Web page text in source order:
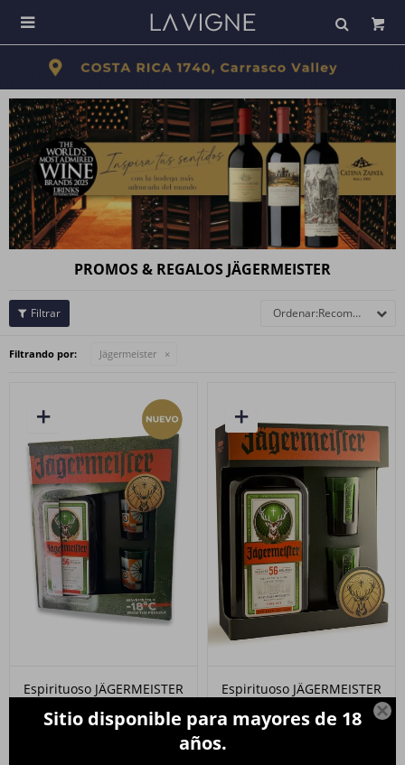

Sitio disponible para mayores de 18
años.

PROMOS & REGALOS JÄGERMEISTER
Recomendados
Filtrando por: Jägermeister
Espirituoso JÄGERMEISTER
limitada
Espirituoso JÄGERMEISTER
990